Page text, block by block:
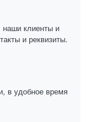
наши клиенты и
и реквизиты.
в удобное время